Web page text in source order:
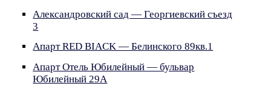
Александровский сад — Георгиевский съезд
3
Апарт RED BIACK — Белинского 89кв.1
Апарт Отель Юбилейный — бульвар
Юбилейный 29А